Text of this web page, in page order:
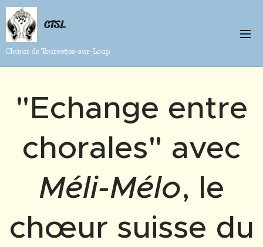
CTSL
Chœur de Tourrettes-sur-Loup
"Echange entre
chorales" avec
Méli-Mélo, le
chœur suisse du